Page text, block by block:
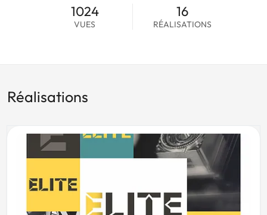
1024
VUES
16
RÉALISATIONS
Réalisations